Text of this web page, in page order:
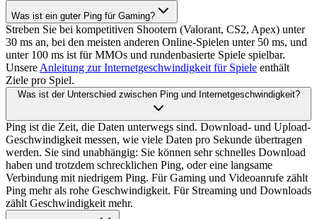
Was ist ein guter Ping für Gaming?
Streben Sie bei kompetitiven Shootern (Valorant, CS2, Apex) unter
30 ms an, bei den meisten anderen Online-Spielen unter 50 ms, und
unter 100 ms ist für MMOs und rundenbasierte Spiele spielbar.
Unsere Anleitung zur Internetgeschwindigkeit für Spiele enthält
Ziele pro Spiel.
Was ist der Unterschied zwischen Ping und Internetgeschwindigkeit?
Ping ist die Zeit, die Daten unterwegs sind. Download- und Upload-
Geschwindigkeit messen, wie viele Daten pro Sekunde übertragen
werden. Sie sind unabhängig: Sie können sehr schnelles Download
haben und trotzdem schrecklichen Ping, oder eine langsame
Verbindung mit niedrigem Ping. Für Gaming und Videoanrufe zählt
Ping mehr als rohe Geschwindigkeit. Für Streaming und Downloads
zählt Geschwindigkeit mehr.